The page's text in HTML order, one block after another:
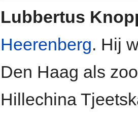
Lubbertus
Heerenberg. Hij
Den Haag als
Hillechina